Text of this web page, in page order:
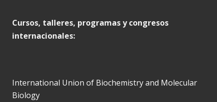
Cursos, talleres, programas y congresos
internacionales:
International Union of Biochemistry and Molecular
Biology